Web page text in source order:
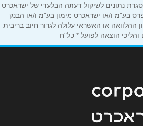
שליחה
נתונים לשיקול דעתה הבלעדי של ישראכרט
בע"מ ו/או ישראכרט מימון בע"מ ו/או הבנק
ההלוואה או האשראי עלולה לגרור חיוב בריבית
והליכי הוצאה לפועל * טל"ח